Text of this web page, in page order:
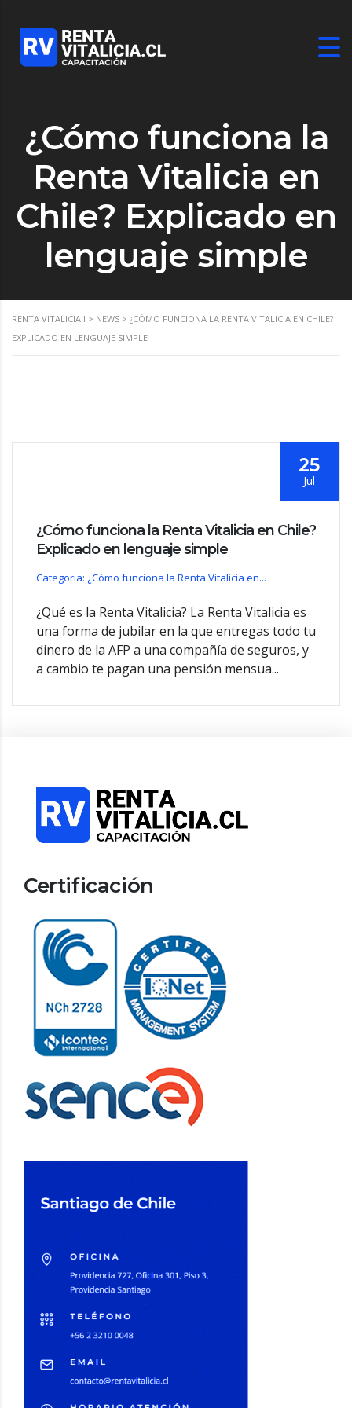
¿Cómo funciona la
Renta Vitalicia en
Chile? Explicado en
lenguaje simple
RENTA VITALICIA I > NEWS > ¿CÓMO FUNCIONA LA RENTA VITALICIA EN CHILE?
EXPLICADO EN LENGUAJE SIMPLE
25
Jul
¿Cómo funciona la Renta Vitalicia en Chile?
Explicado en lenguaje simple
Categoria: ¿Cómo funciona la Renta Vitalicia en...
¿Qué es la Renta Vitalicia? La Renta Vitalicia es
una forma de jubilar en la que entregas todo tu
dinero de la AFP a una compañía de seguros, y
a cambio te pagan una pensión mensua...
Certificación